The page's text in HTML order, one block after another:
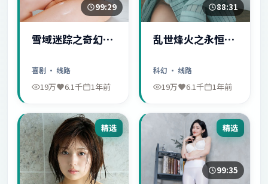
99:29
雪域迷踪之奇幻冒
喜剧 · 线路
19万 6.1千 1年前
88:31
乱世烽火之永恒爱
科幻 · 线路
19万 6.1千 1年前
精选 精选
99:35